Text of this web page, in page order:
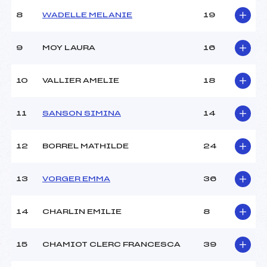
Ouvreurs D :
Météo :
BEAU
DURE
Nombre de portes :
34
Traceur :
DUNAND JULIEN (SA)
CHEDAL CHARLOTTE (SA)
Ouvreurs C :
Ouvreurs E :
+10
8 WADELLE MELANIE 19
9 MOY LAURA 16
10 VALLIER AMELIE 18
11 SANSON SIMINA 14
12 BORREL MATHILDE 24
13 VORGER EMMA 36
14 CHARLIN EMILIE 8
15 CHAMIOT CLERC FRANCESCA 39